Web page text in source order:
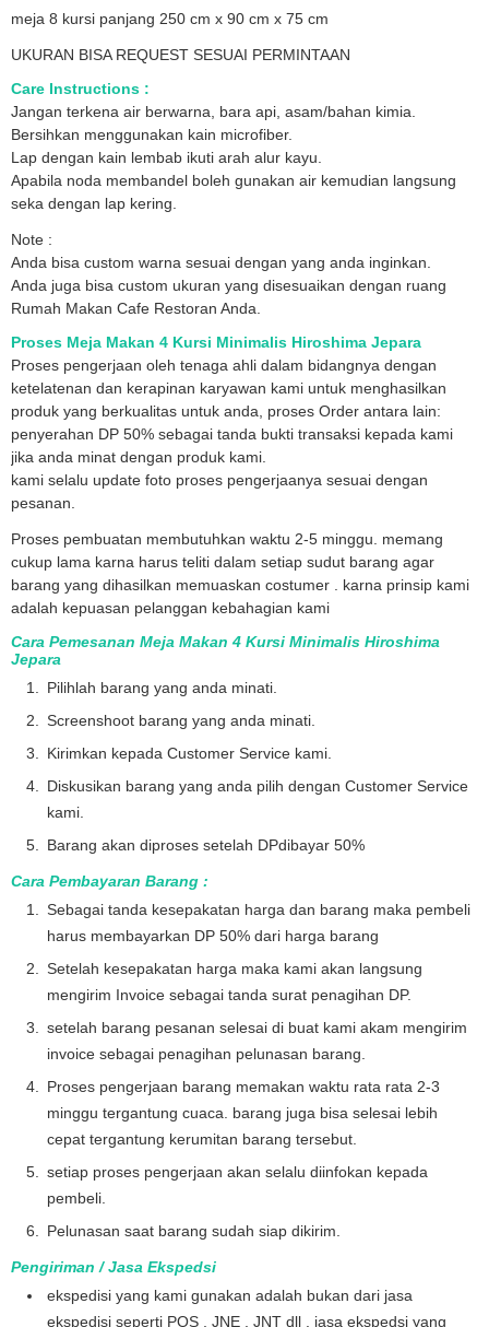
meja 8 kursi panjang 250 cm x 90 cm x 75 cm
UKURAN BISA REQUEST SESUAI PERMINTAAN
Care Instructions :
Jangan terkena air berwarna, bara api, asam/bahan kimia.
Bersihkan menggunakan kain microfiber.
Lap dengan kain lembab ikuti arah alur kayu.
Apabila noda membandel boleh gunakan air kemudian langsung
seka dengan lap kering.
Note :
Anda bisa custom warna sesuai dengan yang anda inginkan.
Anda juga bisa custom ukuran yang disesuaikan dengan ruang
Rumah Makan Cafe Restoran Anda.
Proses Meja Makan 4 Kursi Minimalis Hiroshima Jepara
Proses pengerjaan oleh tenaga ahli dalam bidangnya dengan
ketelatenan dan kerapinan karyawan kami untuk menghasilkan
produk yang berkualitas untuk anda, proses Order antara lain:
penyerahan DP 50% sebagai tanda bukti transaksi kepada kami
jika anda minat dengan produk kami.
kami selalu update foto proses pengerjaanya sesuai dengan
pesanan.
Proses pembuatan membutuhkan waktu 2-5 minggu. memang
cukup lama karna harus teliti dalam setiap sudut barang agar
barang yang dihasilkan memuaskan costumer . karna prinsip kami
adalah kepuasan pelanggan kebahagian kami
Cara Pemesanan Meja Makan 4 Kursi Minimalis Hiroshima
Jepara
Pilihlah barang yang anda minati.
Screenshoot barang yang anda minati.
Kirimkan kepada Customer Service kami.
Diskusikan barang yang anda pilih dengan Customer Service
kami.
Barang akan diproses setelah DPdibayar 50%
Cara Pembayaran Barang :
Sebagai tanda kesepakatan harga dan barang maka pembeli
harus membayarkan DP 50% dari harga barang
Setelah kesepakatan harga maka kami akan langsung
mengirim Invoice sebagai tanda surat penagihan DP.
setelah barang pesanan selesai di buat kami akam mengirim
invoice sebagai penagihan pelunasan barang.
Proses pengerjaan barang memakan waktu rata rata 2-3
minggu tergantung cuaca. barang juga bisa selesai lebih
cepat tergantung kerumitan barang tersebut.
setiap proses pengerjaan akan selalu diinfokan kepada
pembeli.
Pelunasan saat barang sudah siap dikirim.
Pengiriman / Jasa Ekspedsi
ekspedisi yang kami gunakan adalah bukan dari jasa
ekspedisi seperti POS , JNE , JNT dll . jasa ekspedsi yang